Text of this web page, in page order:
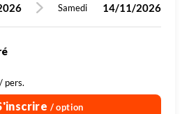
précisez que vous logez à
La Somone.
Samedi 14/11/2026
/ pers.
/ option